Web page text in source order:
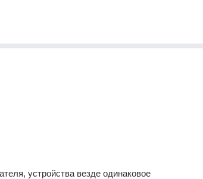
устройства везде одинаковое